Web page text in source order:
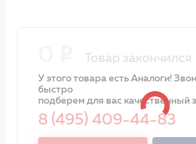
Товар закончился
У этого товара есть Аналоги!
быстро
подберем для вас качественный
8 (495) 409-44-83